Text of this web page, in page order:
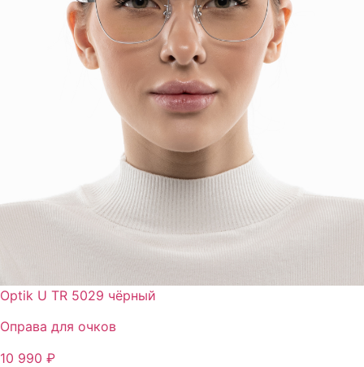
Optik U TR 5029 чёрный
Оправа для очков
10 990 ₽